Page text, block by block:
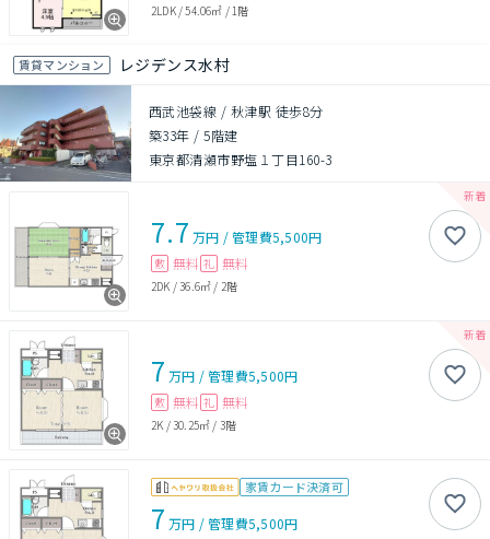
2LDK/54.06㎡ / 1階
賃貸マンション レジデンス水村
西武池袋線 / 秋津駅 徒歩8分
築33年 /5階建
東京都清瀬市野塩１丁目160-3
7.7 万円 /管理費5,500円
敷 無料 礼 無料
2DK /36.6㎡ / 2階
7 万円 /管理費5,500円
敷 無料 礼 無料
2K /30.25㎡ / 3階
家賃カード決済可
7 万円 /管理費5,500円